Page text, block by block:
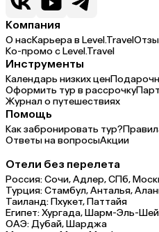
Компания
О насКарьера в Level.Travel
Ко-промо с Level.Travel
Инструменты
Календарь низких цен
Оформить тур в рассрочку
Журнал о путешествиях
Помощь
Как забронировать тур?
Ответы на вопросыАкции
Отели без перелета
Россия:Сочи,Адлер,СПб,
Турция:Стамбул,Анталья,
Таиланд:Пхукет,Паттайя
Египет:Хургада,Шарм-Эль-
ОАЭ:Дубай,Шарджа